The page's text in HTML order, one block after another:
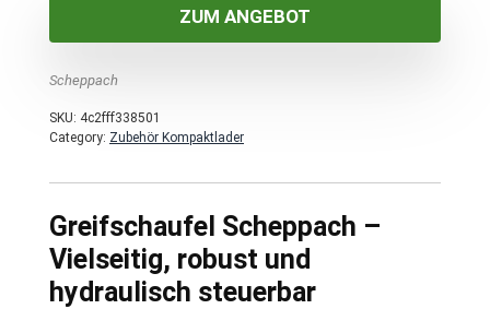
ZUM ANGEBOT
Scheppach
SKU: 4c2fff338501
Category: Zubehör Kompaktlader
Greifschaufel Scheppach –
Vielseitig, robust und
hydraulisch steuerbar